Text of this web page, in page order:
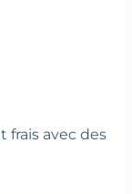
frais avec des